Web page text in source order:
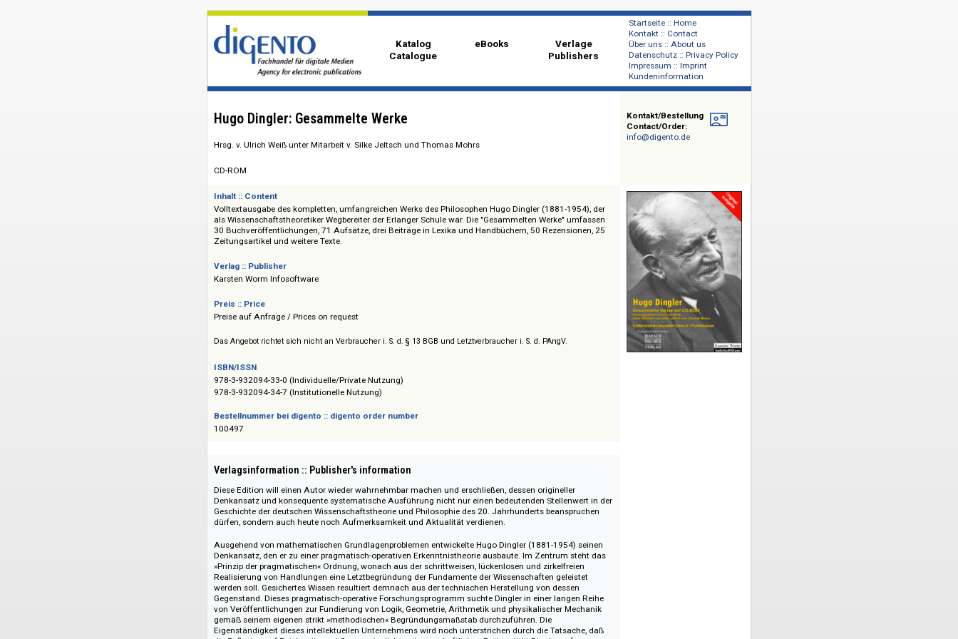
Katalog
Catalogue
eBooks Verlage
Publishers
Über uns :: About us
Datenschutz :: Privacy Policy
Impressum :: Imprint
Kundeninformation
Hugo Dingler: Gesammelte Werke
Kontakt/Bestellung
Inhalt :: Content
Volltextausgabe des kompletten, umfangreichen Werks des Philosophen Hugo Dingler (1881-1954), der
als Wissenschaftstheoretiker Wegbereiter der Erlanger Schule war. Die "Gesammelten Werke" umfassen
30 Buchveröffentlichungen, 71 Aufsätze, drei Beiträge in Lexika und Handbüchern, 50 Rezensionen, 25
Zeitungsartikel und weitere Texte.
Karsten Worm Infosoftware
Preis :: Price
Das Angebot richtet sich nicht an Verbraucher i. S. d. § 13 BGB und Letztverbraucher i. S. d. PAngV.
978-3-932094-33-0 (Individuelle/Private Nutzung)
100497
Verlagsinformation :: Publisher's information
Diese Edition will einen Autor wieder wahrnehmbar machen und erschließen, dessen origineller
Denkansatz und konsequente systematische Ausführung nicht nur einen bedeutenden Stellenwert in der
Geschichte der deutschen Wissenschaftstheorie und Philosophie des 20. Jahrhunderts beanspruchen
dürfen, sondern auch heute noch Aufmerksamkeit und Aktualität verdienen.
Ausgehend von mathematischen Grundlagenproblemen entwickelte Hugo Dingler (1881-1954) seinen
Denkansatz, den er zu einer pragmatisch-operativen Erkenntnistheorie ausbaute. Im Zentrum steht das
»Prinzip der pragmatischen« Ordnung, wonach aus der schrittweisen, lückenlosen und zirkelfreien